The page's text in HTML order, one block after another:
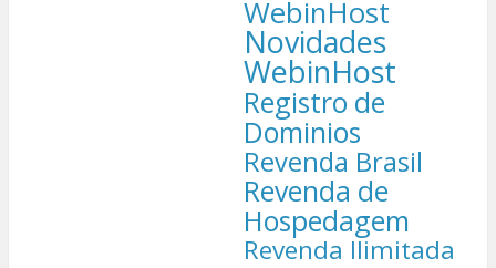
WebinHost
Novidades
WebinHost
Registro de
Dominios
Revenda Brasil
Revenda de
Hospedagem
Revenda Ilimitada